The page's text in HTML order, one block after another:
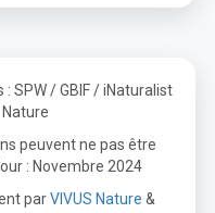
SPW / GBIF / iNaturalist
peuvent ne pas être
: Novembre 2024
parVIVUS Nature &